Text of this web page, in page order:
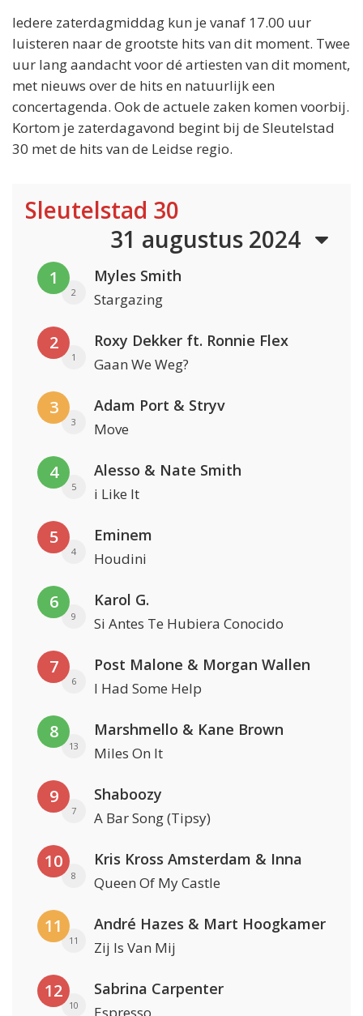
Iedere zaterdagmiddag kun je vanaf 17.00 uur
luisteren naar de grootste hits van dit moment. Twee
uur lang aandacht voor dé artiesten van dit moment,
met nieuws over de hits en natuurlijk een
concertagenda. Ook de actuele zaken komen voorbij.
Kortom je zaterdagavond begint bij de Sleutelstad
30 met de hits van de Leidse regio.
Sleutelstad 30
31 augustus 2024
1
2
Myles Smith
Stargazing
2
1
Roxy Dekker ft. Ronnie Flex
Gaan We Weg?
3
3
Adam Port & Stryv
Move
4
5
Alesso & Nate Smith
i Like It
5
4
Eminem
Houdini
6
9
Karol G.
Si Antes Te Hubiera Conocido
7
6
Post Malone & Morgan Wallen
I Had Some Help
8
13
Marshmello & Kane Brown
Miles On It
9
7
Shaboozy
A Bar Song (Tipsy)
10
8
Kris Kross Amsterdam & Inna
Queen Of My Castle
11
11
André Hazes & Mart Hoogkamer
Zij Is Van Mij
12
10
Sabrina Carpenter